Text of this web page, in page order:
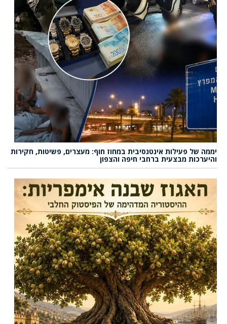
יממה של פעילות אינטנסיבית במחוז חוף: מעצרים, פשיטות, חקירות
והיערכות מבצעית ברחבי חיפה והצפון